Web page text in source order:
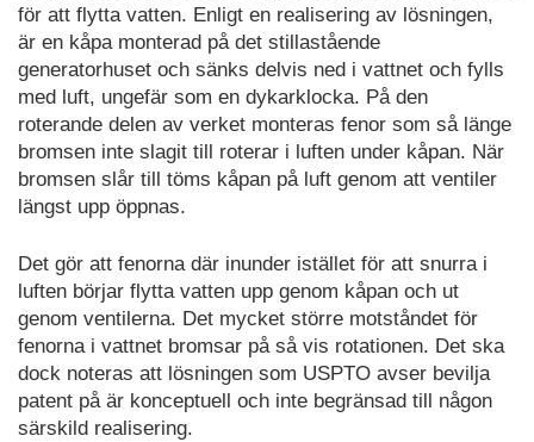
för att flytta vatten. Enligt en realisering av lösningen,
är en kåpa monterad på det stillastående
generatorhuset och sänks delvis ned i vattnet och fylls
med luft, ungefär som en dykarklocka. På den
roterande delen av verket monteras fenor som så länge
bromsen inte slagit till roterar i luften under kåpan. När
bromsen slår till töms kåpan på luft genom att ventiler
längst upp öppnas.
Det gör att fenorna där inunder istället för att snurra i
luften börjar flytta vatten upp genom kåpan och ut
genom ventilerna. Det mycket större motståndet för
fenorna i vattnet bromsar på så vis rotationen. Det ska
dock noteras att lösningen som USPTO avser bevilja
patent på är konceptuell och inte begränsad till någon
särskild realisering.